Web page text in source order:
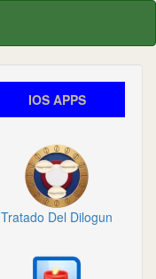
IOS APPS
Tratado Del Dilogun